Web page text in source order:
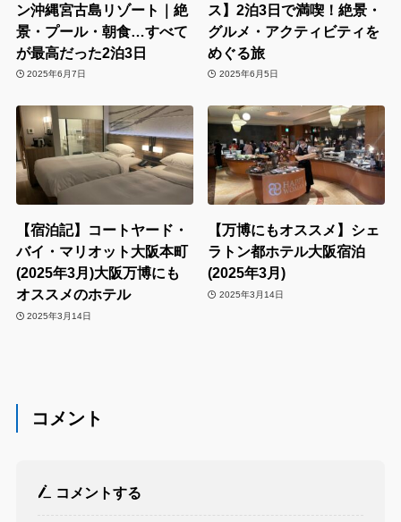
ン沖縄宮古島リゾート｜絶
景・プール・朝食…すべて
が最高だった2泊3日
2025年6月7日
ス】2泊3日で満喫！絶景・
グルメ・アクティビティを
めぐる旅
2025年6月5日
【宿泊記】コートヤード・
バイ・マリオット大阪本町
(2025年3月)大阪万博にも
オススメのホテル
2025年3月14日
【万博にもオススメ】シェ
ラトン都ホテル大阪宿泊
(2025年3月)
2025年3月14日
コメント
コメントする